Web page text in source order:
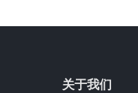
关于我们